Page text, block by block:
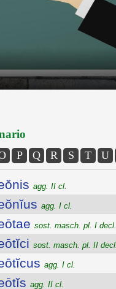
P Q R S T U
agg. II cl.
agg. I cl.
sost. masch. pl. I decl.
sost. masch. pl. II decl.
agg. I cl.
agg. II cl.